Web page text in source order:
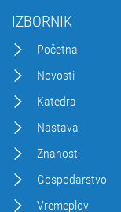
IZBORNIK
Početna
Novosti
Katedra
Nastava
Znanost
Gospodarstvo
Vremeplov